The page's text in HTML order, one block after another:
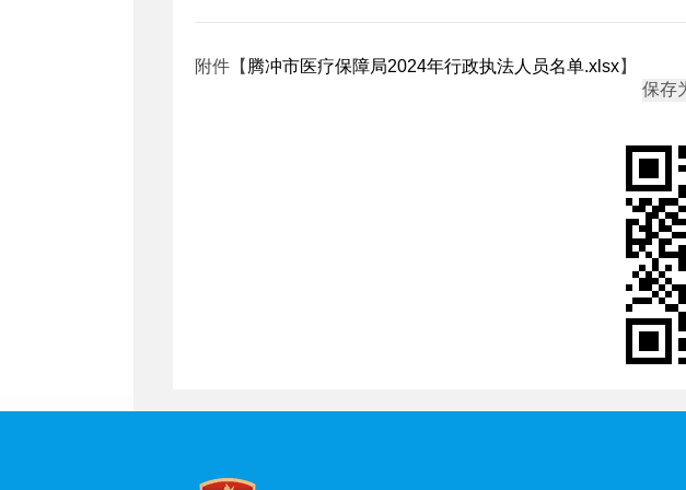
附件【 腾冲市医疗保障局2024年行政执法人员名单.xlsx】